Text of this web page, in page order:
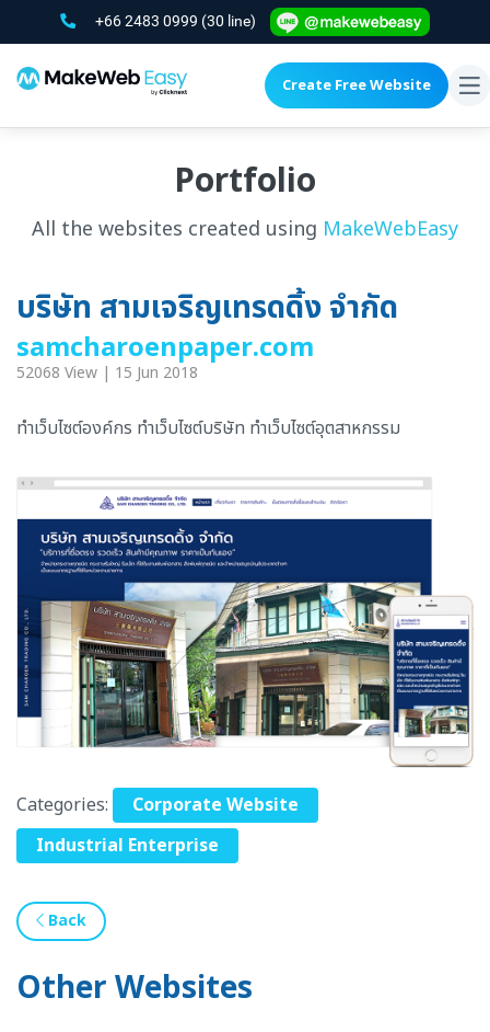
+66 2483 0999 (30 line)
Create Free Website
Portfolio
All the websites created using MakeWebEasy
บริษัท สามเจริญเทรดดิ้ง จำกัด
samcharoenpaper.com
52068 View | 15 Jun 2018
ทำเว็บไซต์องค์กร ทำเว็บไซต์บริษัท ทำเว็บไซต์อุตสาหกรรม
Categories:
Corporate Website
Industrial Enterprise
Back
Other Websites